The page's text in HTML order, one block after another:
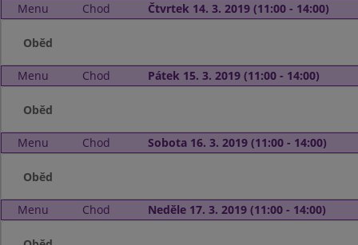
Menu Chod Čtvrtek 14. 3. 2019 (11:00 - 14:00)
Oběd
Menu Chod Pátek 15. 3. 2019 (11:00 - 14:00)
Oběd
Menu Chod Sobota 16. 3. 2019 (11:00 - 14:00)
Oběd
Menu Chod Neděle 17. 3. 2019 (11:00 - 14:00)